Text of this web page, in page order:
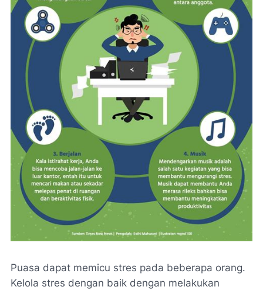
Puasa dapat memicu stres pada beberapa orang.
Kelola stres dengan baik dengan melakukan